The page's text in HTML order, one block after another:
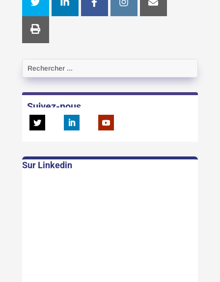
Suivez-nous
Sur Linkedin